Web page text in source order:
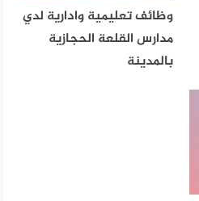
وظائف تعليمية وادارية لدي
مدارس القلعة الحجازية
بالمدينة